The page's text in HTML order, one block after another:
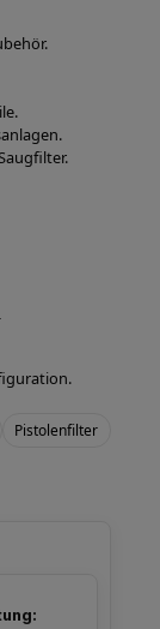
.
Pistolenfilter